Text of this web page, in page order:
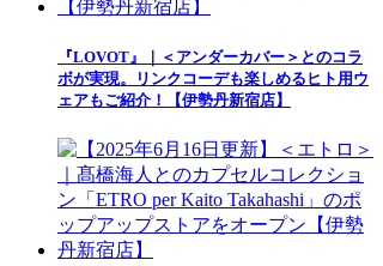
『LOVOT』｜＜アンダーカバー＞とのコラ
ボが実現。リンクコーデも楽しめるヒト用ウ
ェアもご紹介！【伊勢丹新宿店】